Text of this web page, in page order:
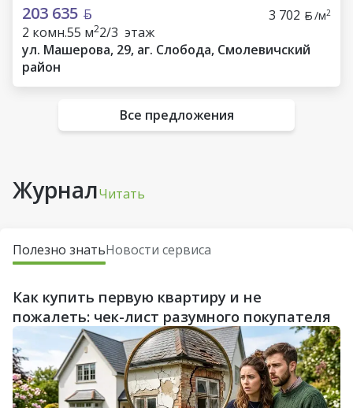
203 635 3 702 /м2
2 комн.55 м22/3 этаж
ул. Машерова, 29, аг. Слобода, Смолевичский
район
Все предложения
ЖурналЧитать
Полезно знатьНовости сервиса
Как купить первую квартиру и не
пожалеть: чек-лист разумного покупателя